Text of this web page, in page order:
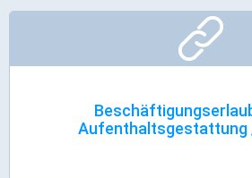
Aufenthaltsgestattung